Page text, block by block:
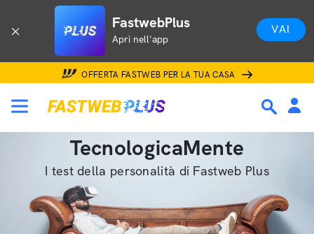
FastwebPlus
Apri nell'app
VAI
OFFERTA FASTWEB PER LA TUA CASA
TecnologicaMente
I test della personalità di Fastweb Plus